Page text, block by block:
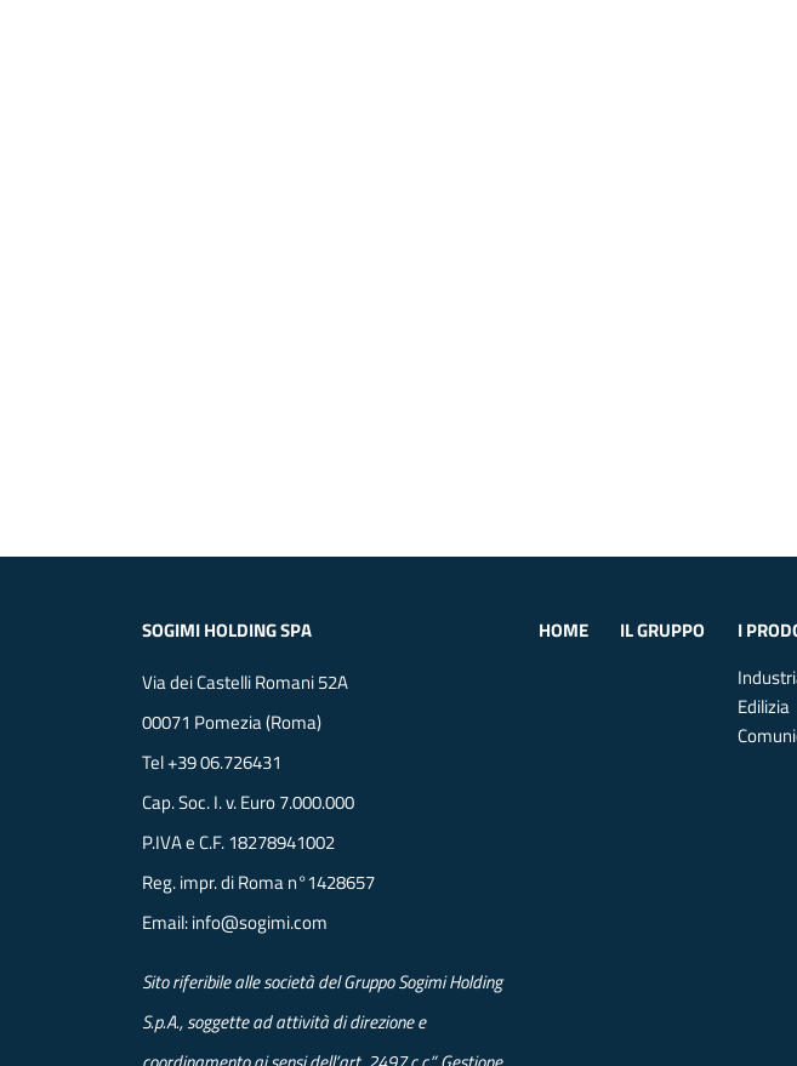
SOGIMI HOLDING SPA
Via dei Castelli Romani 52A
00071 Pomezia (Roma)
Tel+39 06.726431
Cap. Soc. I. v. Euro 7.000.000
P.IVA e C.F. 18278941002
Reg. impr. di Roma n°1428657
Email:info@sogimi.com
Sito riferibile alle società del Gruppo Sogimi Holding
S.p.A., soggette ad attività di direzione e
HOME IL GRUPPO
I
Edilizia